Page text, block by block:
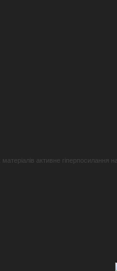
активне гіперпосилання